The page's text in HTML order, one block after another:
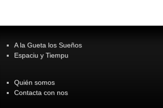
A la Gueta los Sueños
Espaciu y Tiempu
Quién somos
Contacta con nos